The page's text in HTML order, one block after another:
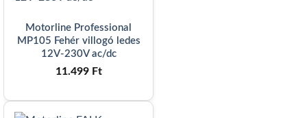
Motorline Professional
MP105 Fehér villogó ledes
12V-230V ac/dc
11.499 Ft